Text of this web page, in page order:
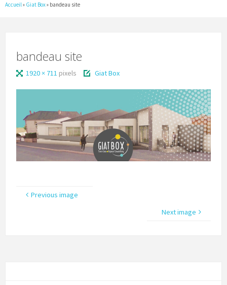
Accueil » Giat Box» bandeau site
bandeau site
1920 × 711 pixels Giat Box
Previous image
Next image